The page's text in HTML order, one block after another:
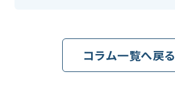
コラム一覧へ戻る